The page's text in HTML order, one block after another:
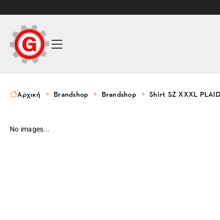
Αρχική Brandshop Brandshop Shirt SZ XXXL
No images...